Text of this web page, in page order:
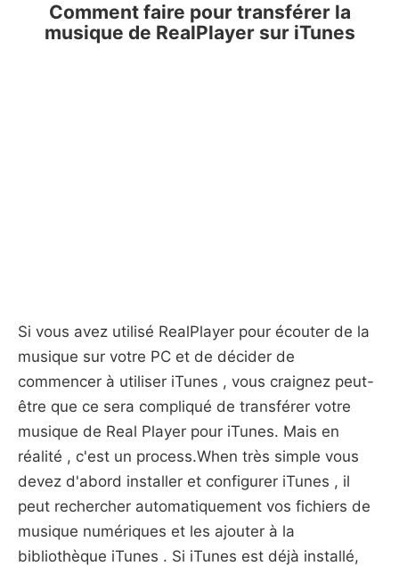
Comment faire pour transférer la
musique de RealPlayer sur iTunes
Si vous avez utilisé RealPlayer pour écouter de la
musique sur votre PC et de décider de
commencer à utiliser iTunes , vous craignez peut-
être que ce sera compliqué de transférer votre
musique de Real Player pour iTunes. Mais en
réalité , c'est un process.When très simple vous
devez d'abord installer et configurer iTunes , il
peut rechercher automatiquement vos fichiers de
musique numériques et les ajouter à la
bibliothèque iTunes . Si iTunes est déjà installé,